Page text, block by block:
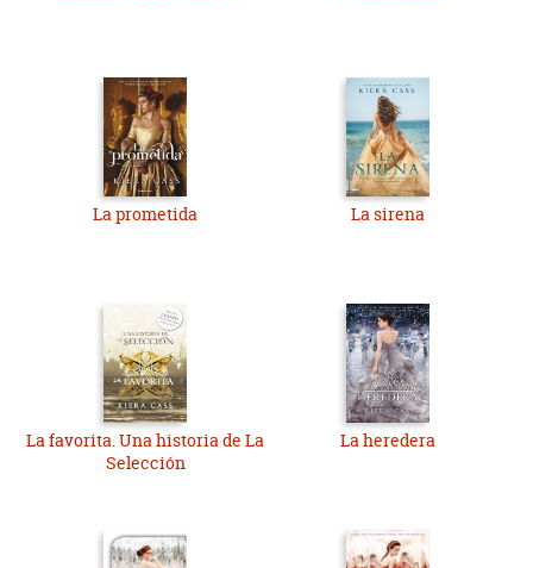
La prometida La sirena
La favorita. Una historia de La
Selección
La heredera